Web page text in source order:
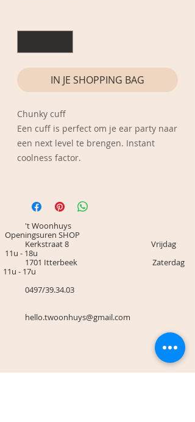
IN JE SHOPPING BAG
Chunky cuff
Een cuff is perfect om je ear party naar
een next level te brengen. Instant
coolness factor.
Afm.: 1,7 cm
't Woonhuys
Openingsuren SHOP
Kerkstraat 8 Vrijdag
11u - 18u
1701 Itterbeek Zaterdag
11u - 17u
0497/39.34.03
hello.twoonhuys@gmail.com